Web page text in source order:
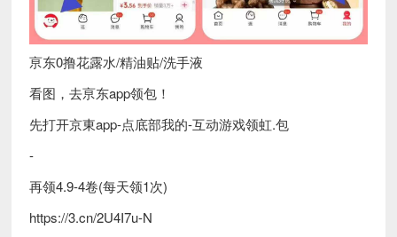
亰东0撸花露水/精油贴/洗手液
看图，去亰东app领包！
先打开京東app-点底部我的-互动游戏领虹.包
-
再领4.9-4卷(每天领1次)
https://3.cn/2U4I7u-N